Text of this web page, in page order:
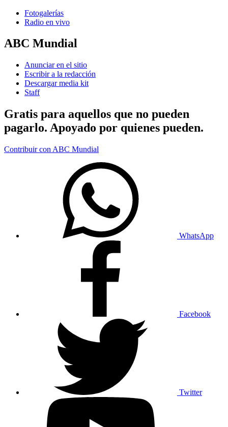
Fotogalerías
Radio en vivo
ABC Mundial
Anunciar en el sitio
Escribir a la redacción
Descargar media kit
Staff
Gratis para aquellos que no pueden
pagarlo. Apoyado por quienes pueden.
Contribuir con ABC Mundial
WhatsApp
Facebook
Twitter